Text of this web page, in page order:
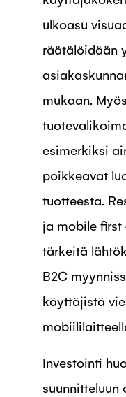
ulkoasu
räätälöidään
mukaan.
esimerkiksi
poikkeavat
tuotteesta.
ja mobile
tärkeitä
B2C
käyttäjistä
Investointi
suunnitteluun